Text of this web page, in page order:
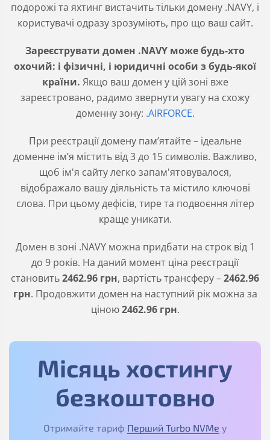
подорожі та яхтинг вистачить тільки домену .NAVY, і
користувачі одразу зрозуміють, про що ваш сайт.
Зареєструвати домен .NAVY може будь-хто
охочий: і фізичні, і юридичні особи з будь-якої
країни. Якщо ваш домен у цій зоні вже
зареєстровано, радимо звернути увагу на схожу
доменну зону: .AIRFORCE.
При реєстрації домену пам’ятайте – ідеальне
доменне ім’я містить від 3 до 15 символів. Важливо,
щоб ім'я сайту легко запам'ятовувалося,
відображало вашу діяльність та містило ключові
слова. При цьому дефісів, тире та подвоєння літер
краще уникати.
Домен в зоні .NAVYможна придбати на строк від 1
до 9 років. На даний момент ціна реєстрації
становить2462.96 грн, вартість трансферу –2462.96
грн. Продовжити домен на наступний рік можна за
ціною2462.96грн.
Місяць хостингу
безкоштовно
Отримайте тариф Перший Turbo NVMe у